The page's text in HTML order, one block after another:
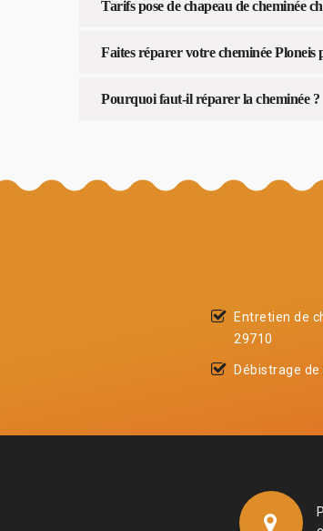
Tarifs pose de chapeau de cheminée
Faites réparer votre cheminée
Pourquoi faut-il réparer la cheminée ?
Entretien de
29710
Débistrage